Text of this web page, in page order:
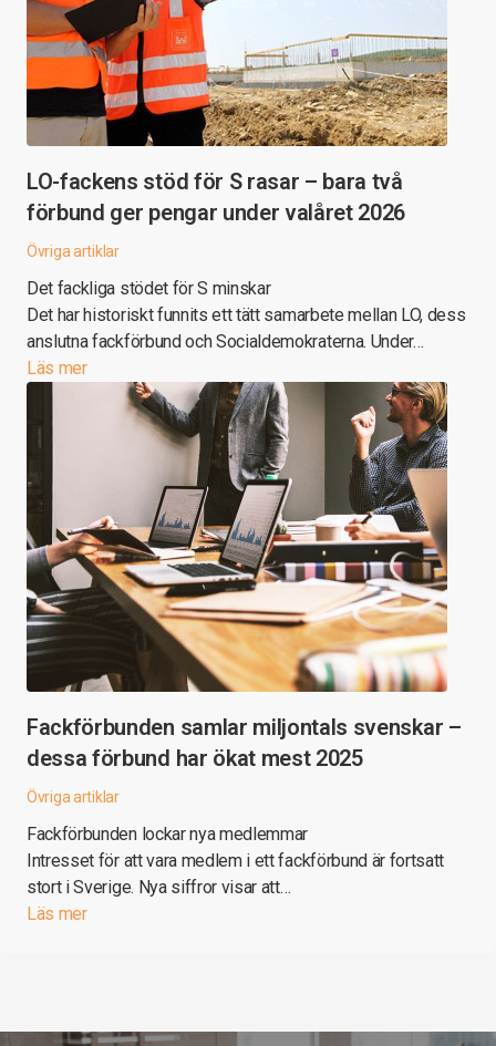
LO-fackens stöd för S rasar – bara två
förbund ger pengar under valåret 2026
Övriga artiklar
Det fackliga stödet för S minskar
Det har historiskt funnits ett tätt samarbete mellan LO, dess
anslutna fackförbund och Socialdemokraterna. Under…
Läs mer
Fackförbunden samlar miljontals svenskar –
dessa förbund har ökat mest 2025
Övriga artiklar
Fackförbunden lockar nya medlemmar
Intresset för att vara medlem i ett fackförbund är fortsatt
stort i Sverige. Nya siffror visar att…
Läs mer